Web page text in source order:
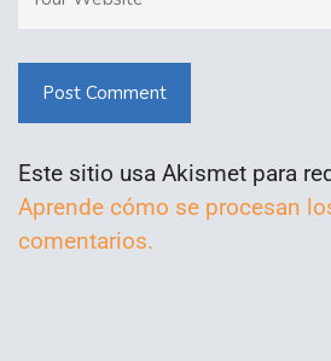
Post Comment
Este sitio usa Akismet para
Aprende cómo se procesan
comentarios.